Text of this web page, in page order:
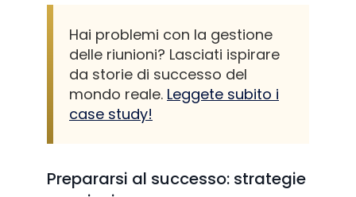
Hai problemi con la gestione
delle riunioni? Lasciati ispirare
da storie di successo del
mondo reale. Leggete subito i
case study!
Prepararsi al successo: strategie